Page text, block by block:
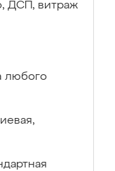
ДСП, витраж
любого